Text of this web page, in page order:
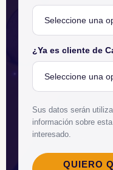
¿Ya es cliente de
Sus datos serán
información sobre
interesado.
QUIERO